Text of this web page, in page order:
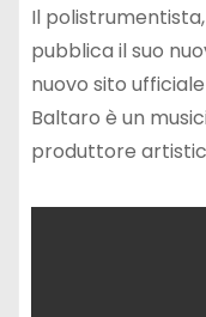
Il
pubblica il suo
nuovo sito
Baltaro è un
produttore